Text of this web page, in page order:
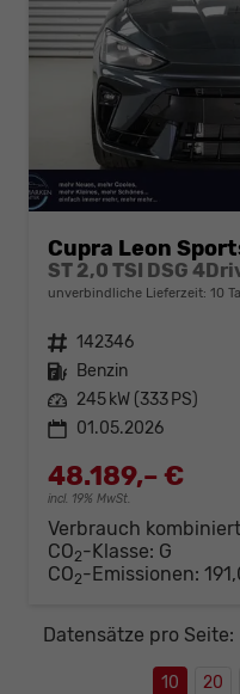
Cupra Leon
ST 2,0 TSI DSG
unverbindliche Lieferzeit: 10
Fahrzeugnr. 142346
Kraftstoff Benzin
Leistung 245 kW (333 PS)
01.05.2026
48.189,– €
incl. 19% MwSt.
Verbrauch
CO2-Klasse: G
CO2-Emissionen:
Datensätze pro Seite:
10 20